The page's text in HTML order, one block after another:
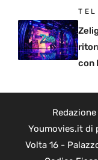
con
Redazione
Youmovies.it di
Volta 16 -